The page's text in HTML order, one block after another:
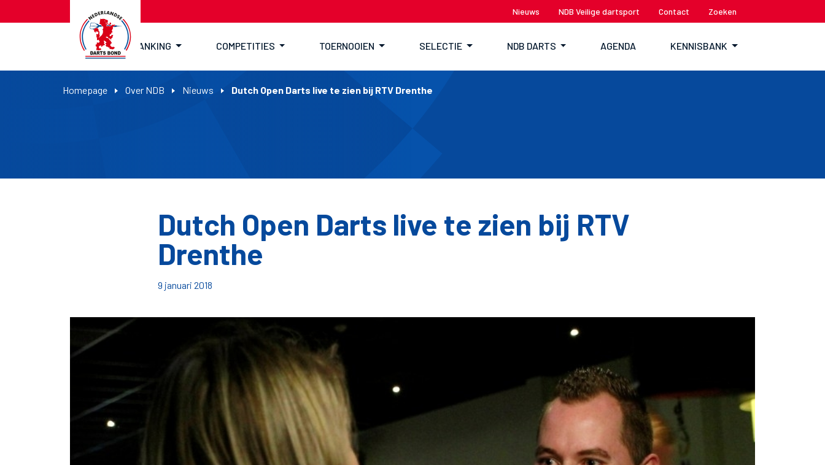
Nieuws NDB Veilige dartsport Contact Zoeken
RANKING COMPETITIES TOERNOOIEN SELECTIE NDB DARTS AGENDA KENNISBANK
Homepage Over NDB Nieuws Dutch Open Darts live te zien bij RTV Drenthe
Dutch Open Darts live te zien bij RTV
Drenthe
9 januari 2018